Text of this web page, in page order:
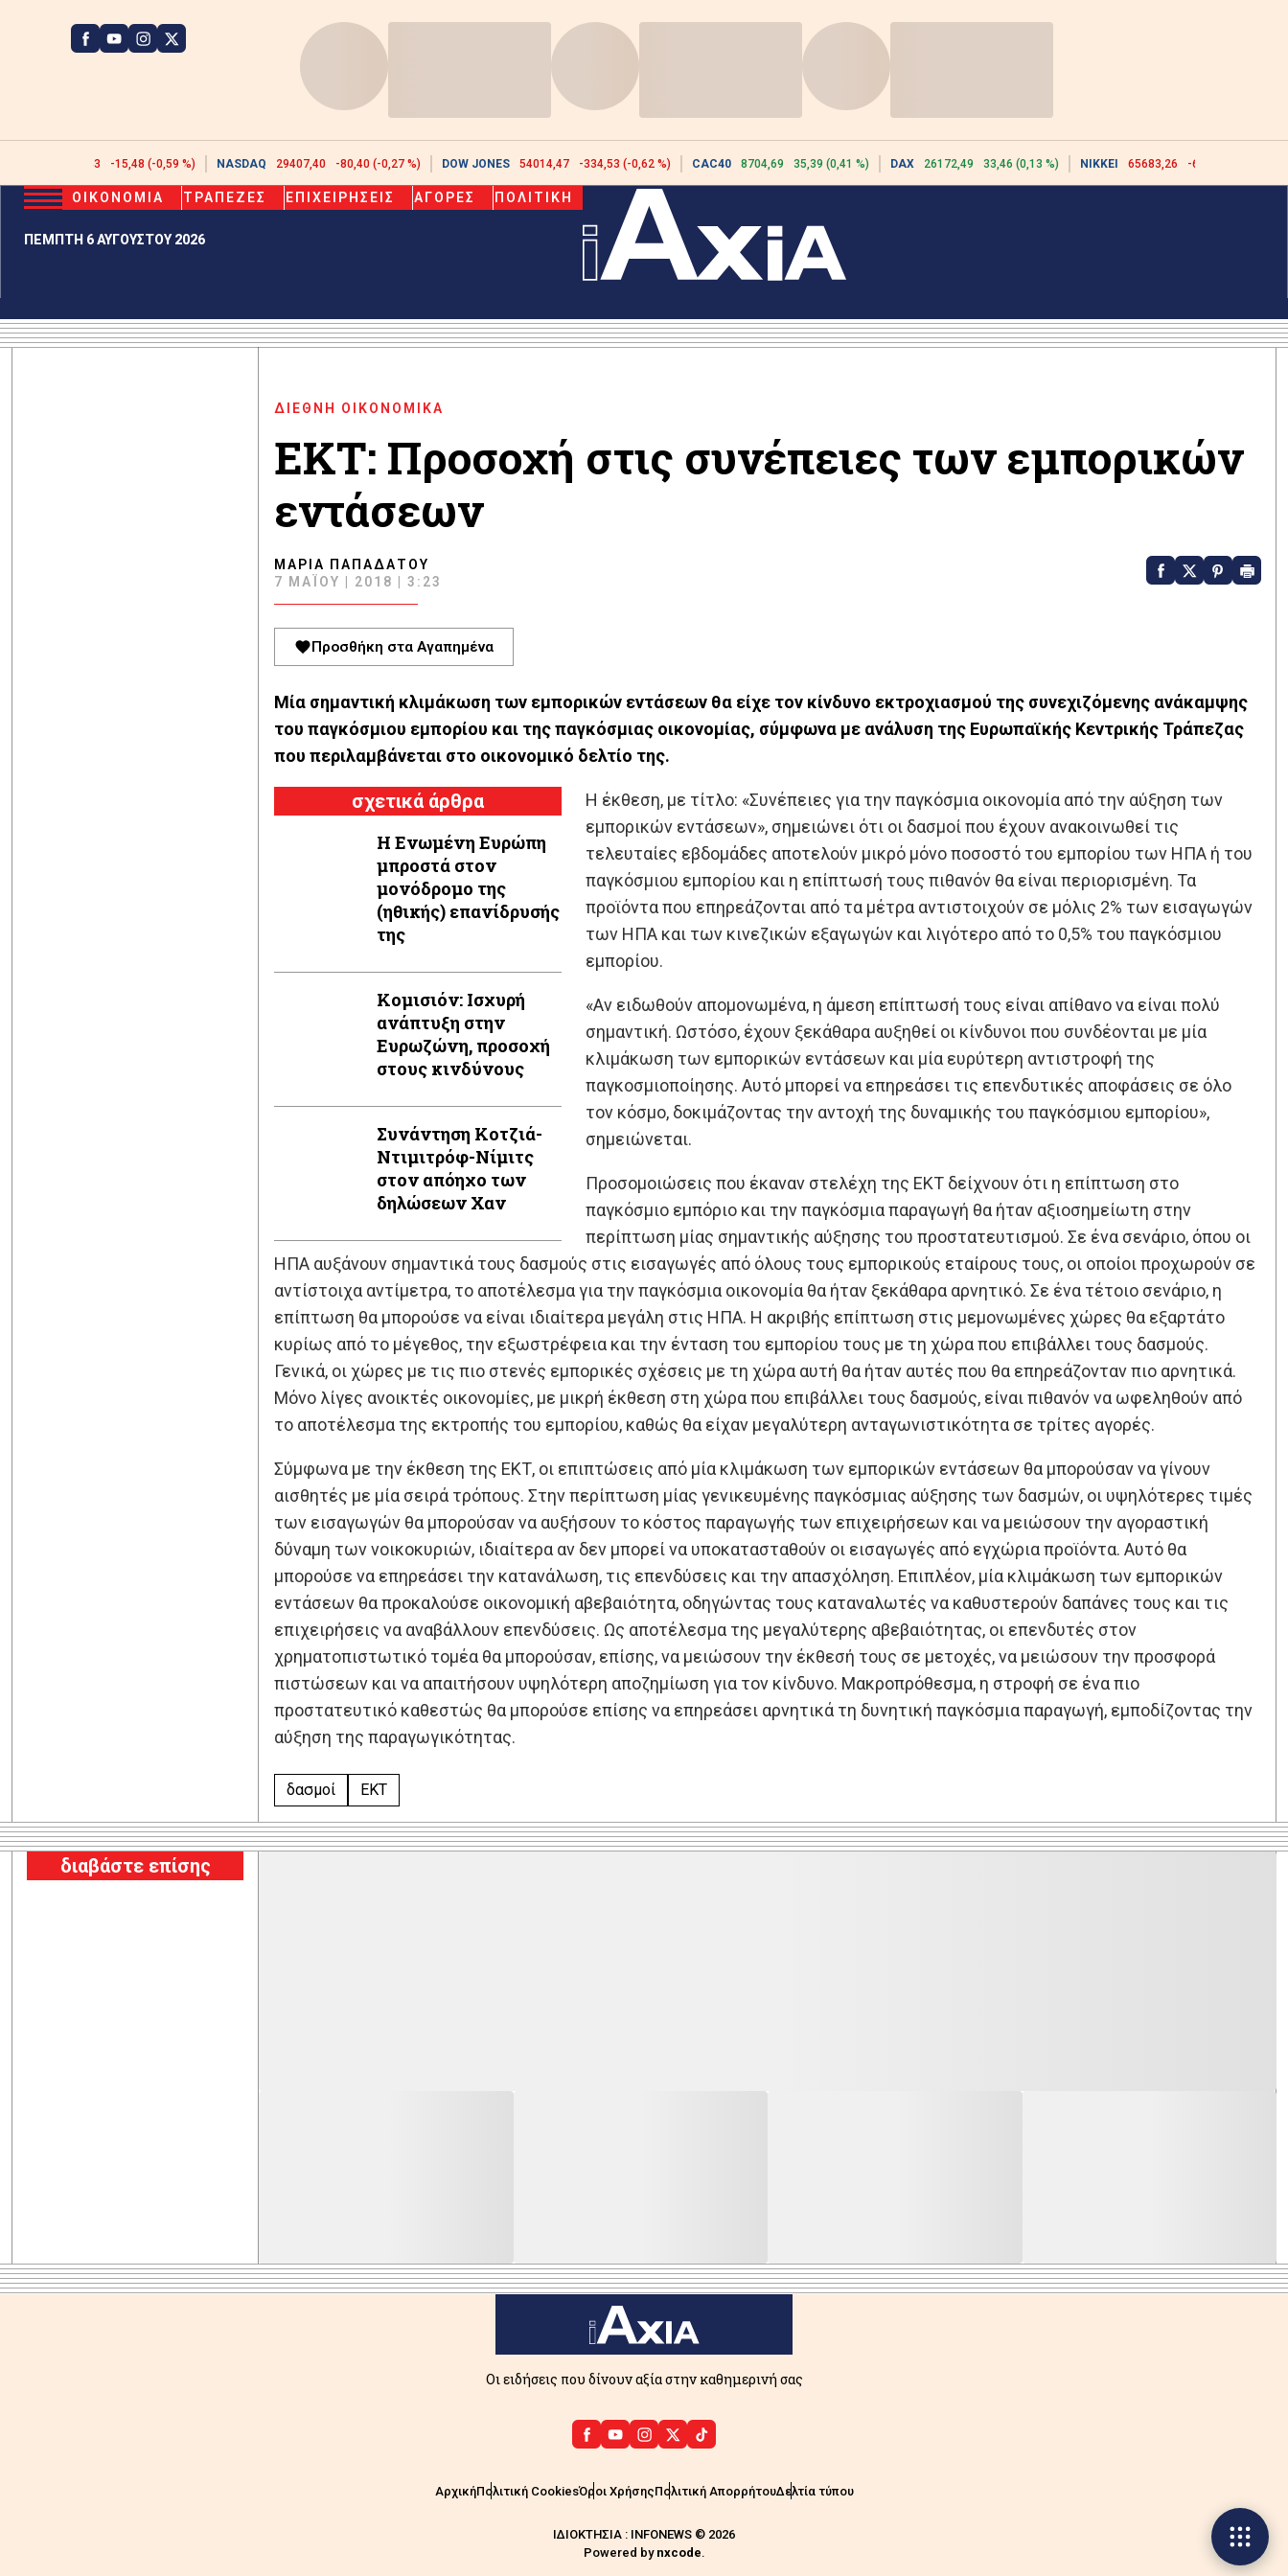
2608,43 -15,48 (-0,59 %) NASDAQ 29407,40 -80,40 (-0,27 %) DOW JONES 54014,47 -334,53 (-0,62 %) CAC40 8704,69 35,39 (0,41 %) DAX 26172,49 33,46 (0,13 %) NIKKEI 65683,26 -617,18 (-0,93 %)
ΠΕΜΠΤΗ 6 ΑΥΓΟΥΣΤΟΥ 2026
ΟΙΚΟΝΟΜΙΑ ΤΡΑΠΕΖΕΣ ΕΠΙΧΕΙΡΗΣΕΙΣ ΑΓΟΡΕΣ ΠΟΛΙΤΙΚΗ
ΔΙΕΘΝΗ ΟΙΚΟΝΟΜΙΚΑ
EKT: Προσοχή στις συνέπειες των εμπορικών
εντάσεων
ΜΑΡΊΑ ΠΑΠΑΔΆΤΟΥ
7 ΜΑΪ́ΟΥ | 2018 | 3:23
Προσθήκη στα Αγαπημένα
Μία σημαντική κλιμάκωση των εμπορικών εντάσεων θα είχε τον κίνδυνο εκτροχιασμού της συνεχιζόμενης ανάκαμψης
του παγκόσμιου εμπορίου και της παγκόσμιας οικονομίας, σύμφωνα με ανάλυση της Ευρωπαϊκής Κεντρικής Τράπεζας
που περιλαμβάνεται στο οικονομικό δελτίο της.
σχετικά άρθρα
Η Ενωμένη Ευρώπη
μπροστά στον
μονόδρομο της
(ηθικής) επανίδρυσής
της
Κομισιόν: Ισχυρή
ανάπτυξη στην
Ευρωζώνη, προσοχή
στους κινδύνους
Συνάντηση Κοτζιά-
Ντιμιτρόφ-Νίμιτς
στον απόηχο των
δηλώσεων Χαν
Η έκθεση, με τίτλο: «Συνέπειες για την παγκόσμια οικονομία από την αύξηση των
εμπορικών εντάσεων», σημειώνει ότι οι δασμοί που έχουν ανακοινωθεί τις
τελευταίες εβδομάδες αποτελούν μικρό μόνο ποσοστό του εμπορίου των ΗΠΑ ή του
παγκόσμιου εμπορίου και η επίπτωσή τους πιθανόν θα είναι περιορισμένη. Τα
προϊόντα που επηρεάζονται από τα μέτρα αντιστοιχούν σε μόλις 2% των εισαγωγών
των ΗΠΑ και των κινεζικών εξαγωγών και λιγότερο από το 0,5% του παγκόσμιου
εμπορίου.
«Αν ειδωθούν απομονωμένα, η άμεση επίπτωσή τους είναι απίθανο να είναι πολύ
σημαντική. Ωστόσο, έχουν ξεκάθαρα αυξηθεί οι κίνδυνοι που συνδέονται με μία
κλιμάκωση των εμπορικών εντάσεων και μία ευρύτερη αντιστροφή της
παγκοσμιοποίησης. Αυτό μπορεί να επηρεάσει τις επενδυτικές αποφάσεις σε όλο
τον κόσμο, δοκιμάζοντας την αντοχή της δυναμικής του παγκόσμιου εμπορίου»,
σημειώνεται.
Προσομοιώσεις που έκαναν στελέχη της ΕΚΤ δείχνουν ότι η επίπτωση στο
παγκόσμιο εμπόριο και την παγκόσμια παραγωγή θα ήταν αξιοσημείωτη στην
περίπτωση μίας σημαντικής αύξησης του προστατευτισμού. Σε ένα σενάριο, όπου οι
ΗΠΑ αυξάνουν σημαντικά τους δασμούς στις εισαγωγές από όλους τους εμπορικούς εταίρους τους, οι οποίοι προχωρούν σε
αντίστοιχα αντίμετρα, το αποτέλεσμα για την παγκόσμια οικονομία θα ήταν ξεκάθαρα αρνητικό. Σε ένα τέτοιο σενάριο, η
επίπτωση θα μπορούσε να είναι ιδιαίτερα μεγάλη στις ΗΠΑ. Η ακριβής επίπτωση στις μεμονωμένες χώρες θα εξαρτάτο
κυρίως από το μέγεθος, την εξωστρέφεια και την ένταση του εμπορίου τους με τη χώρα που επιβάλλει τους δασμούς.
Γενικά, οι χώρες με τις πιο στενές εμπορικές σχέσεις με τη χώρα αυτή θα ήταν αυτές που θα επηρεάζονταν πιο αρνητικά.
Μόνο λίγες ανοικτές οικονομίες, με μικρή έκθεση στη χώρα που επιβάλλει τους δασμούς, είναι πιθανόν να ωφεληθούν από
το αποτέλεσμα της εκτροπής του εμπορίου, καθώς θα είχαν μεγαλύτερη ανταγωνιστικότητα σε τρίτες αγορές.
Σύμφωνα με την έκθεση της ΕΚΤ, οι επιπτώσεις από μία κλιμάκωση των εμπορικών εντάσεων θα μπορούσαν να γίνουν
αισθητές με μία σειρά τρόπους. Στην περίπτωση μίας γενικευμένης παγκόσμιας αύξησης των δασμών, οι υψηλότερες τιμές
των εισαγωγών θα μπορούσαν να αυξήσουν το κόστος παραγωγής των επιχειρήσεων και να μειώσουν την αγοραστική
δύναμη των νοικοκυριών, ιδιαίτερα αν δεν μπορεί να υποκατασταθούν οι εισαγωγές από εγχώρια προϊόντα. Αυτό θα
μπορούσε να επηρεάσει την κατανάλωση, τις επενδύσεις και την απασχόληση. Επιπλέον, μία κλιμάκωση των εμπορικών
εντάσεων θα προκαλούσε οικονομική αβεβαιότητα, οδηγώντας τους καταναλωτές να καθυστερούν δαπάνες τους και τις
επιχειρήσεις να αναβάλλουν επενδύσεις. Ως αποτέλεσμα της μεγαλύτερης αβεβαιότητας, οι επενδυτές στον
χρηματοπιστωτικό τομέα θα μπορούσαν, επίσης, να μειώσουν την έκθεσή τους σε μετοχές, να μειώσουν την προσφορά
πιστώσεων και να απαιτήσουν υψηλότερη αποζημίωση για τον κίνδυνο. Μακροπρόθεσμα, η στροφή σε ένα πιο
προστατευτικό καθεστώς θα μπορούσε επίσης να επηρεάσει αρνητικά τη δυνητική παγκόσμια παραγωγή, εμποδίζοντας την
αύξηση της παραγωγικότητας.
δασμοί ΕΚΤ
διαβάστε επίσης
Οι ειδήσεις που δίνουν αξία στην καθημερινή σας
ΑρχικήΠολιτική CookiesΌροι ΧρήσηςΠολιτική ΑπορρήτουΔελτία τύπου
ΙΔΙΟΚΤΗΣΙΑ : INFONEWS © 2026
Powered by nxcode.